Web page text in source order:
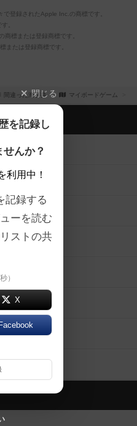
登録されたApple Inc.の商標です。
。
標または登録商標です。
または登録商標です。
間違った海苔弁 マイボードゲーム
閉じる
を記録し
んか？
利用中！
記録する
ーを読む
ストの共
）
X
Facebook
ー